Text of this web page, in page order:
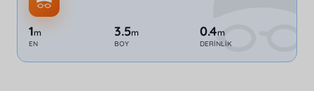
1m
EN
3.5m
BOY
0.4m
DERINLIK